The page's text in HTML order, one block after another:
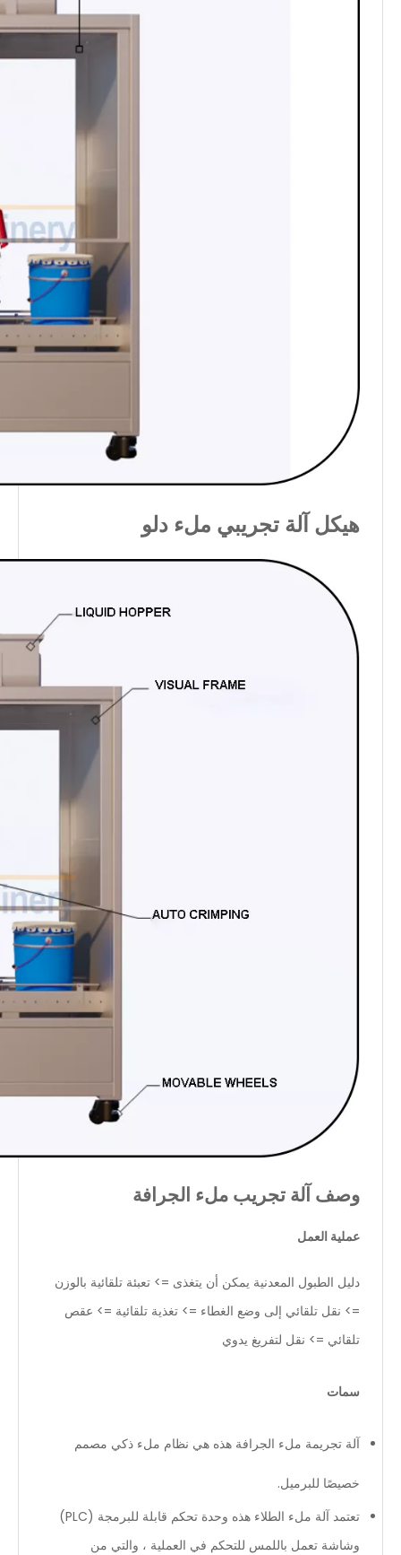
هيكل آلة تجريبي ملء دلو
وصف آلة تجريب ملء الجرافة
عملية العمل
دليل الطبول المعدنية يمكن أن يتغذى => تعبئة تلقائية بالوزن
=> نقل تلقائي إلى وضع الغطاء => تغذية تلقائية => عقص
تلقائي => نقل لتفريغ يدوي
سمات
آلة تجريمة ملء الجرافة هذه هي نظام ملء ذكي مصمم
خصيصًا للبرميل.
تعتمد آلة ملء الطلاء هذه وحدة تحكم قابلة للبرمجة (PLC)
وشاشة تعمل باللمس للتحكم في العملية ، والتي من